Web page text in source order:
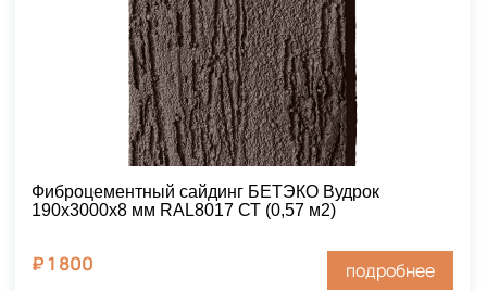
Фиброцементный сайдинг БЕТЭКО Вудрок
190х3000х8 мм RAL8017 СТ (0,57 м2)
₽ 1 800 подробнее